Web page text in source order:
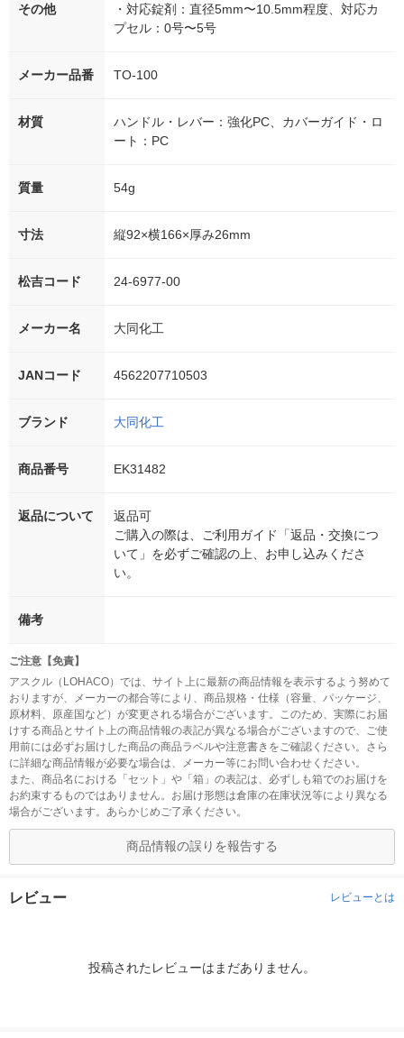
その他
・対応錠剤：直径5mm〜10.5mm程度、対応カ
プセル：0号〜5号
メーカー品番 TO-100
材質
ハンドル・レバー：強化PC、カバーガイド・ロ
ート：PC
質量 54g
寸法 縦92×横166×厚み26mm
松吉コード 24-6977-00
メーカー名 大同化工
JANコード 4562207710503
ブランド 大同化工
商品番号 EK31482
返品について
返品可
ご購入の際は、ご利用ガイド「返品・交換につ
いて」を必ずご確認の上、お申し込みくださ
い。
備考
ご注意【免責】
アスクル（LOHACO）では、サイト上に最新の商品情報を表示するよう努めて
おりますが、メーカーの都合等により、商品規格・仕様（容量、パッケージ、
原材料、原産国など）が変更される場合がございます。このため、実際にお届
けする商品とサイト上の商品情報の表記が異なる場合がございますので、ご使
用前には必ずお届けした商品の商品ラベルや注意書きをご確認ください。さら
に詳細な商品情報が必要な場合は、メーカー等にお問い合わせください。
また、商品名における「セット」や「箱」の表記は、必ずしも箱でのお届けを
お約束するものではありません。お届け形態は倉庫の在庫状況等により異なる
場合がございます。あらかじめご了承ください。
商品情報の誤りを報告する
レビュー レビューとは
投稿されたレビューはまだありません。